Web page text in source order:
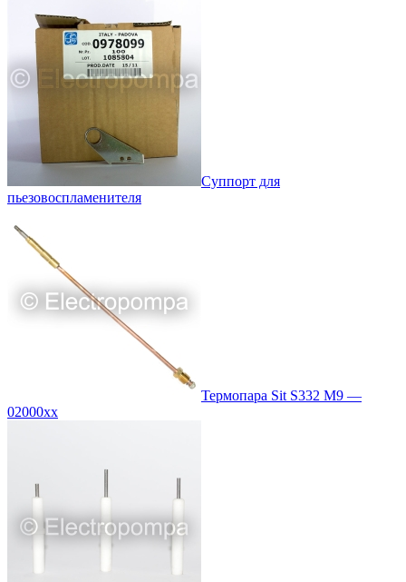
Суппорт для
пьезовоспламенителя
Термопара Sit S332 M9 —
02000xx